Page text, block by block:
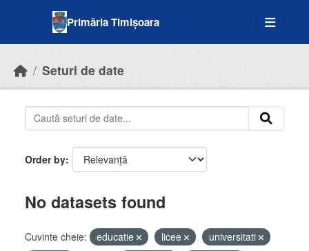
Primăria Timișoara
Seturi de date
Order by
No datasets found
Cuvinte cheie: educatie licee
universitati